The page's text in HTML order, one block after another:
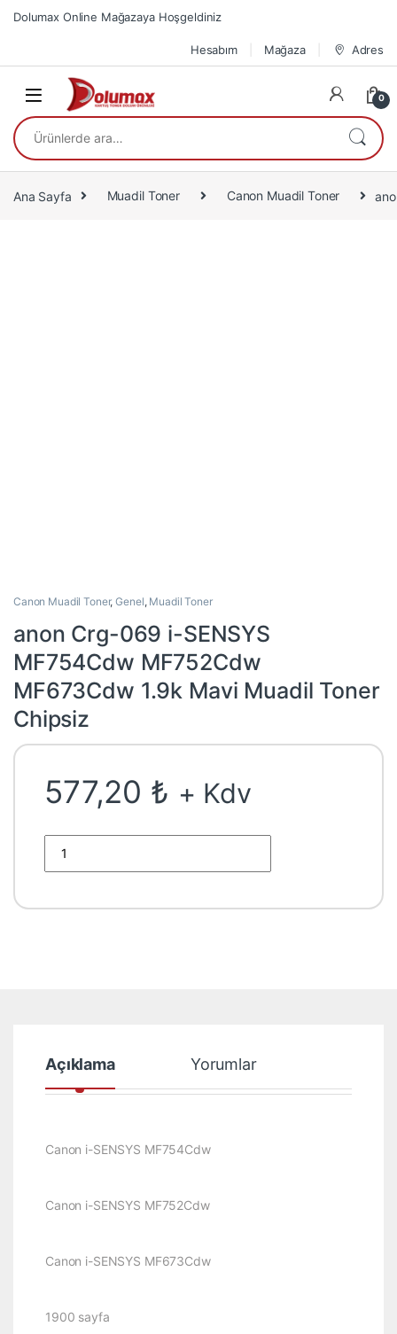
Skip to navigation
Skip to content
Dolumax Online Mağazaya Hoşgeldiniz
Hesabım Mağaza Adres
0
Ara:
Ana Sayfa Muadil Toner Canon Muadil Toner
Canon Muadil Toner,Genel, Muadil Toner
anon Crg-069 i-SENSYS
MF754Cdw MF752Cdw
MF673Cdw 1.9k Mavi Muadil Toner
Chipsiz
577,20 ₺ + Kdv
Açıklama Yorumlar
Canon i-SENSYS MF754Cdw
Canon i-SENSYS MF752Cdw
Canon i-SENSYS MF673Cdw
1900 sayfa